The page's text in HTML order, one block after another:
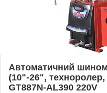
Автоматичний
(10"-26",
GT887N-AL390 220V